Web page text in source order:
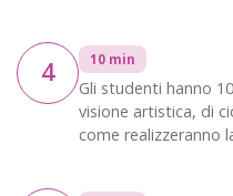
4 10 min
Gli studenti hanno
visione artistica, di
come realizzeranno